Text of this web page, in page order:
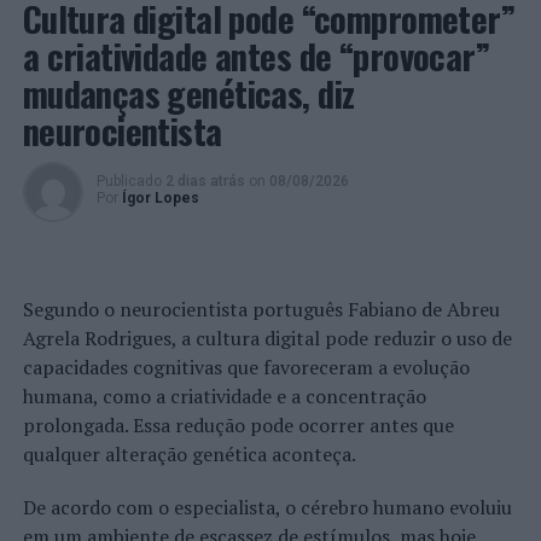
Europe Clusterao qual reporta Portugal, e Anne Lebel,
Diretora de Recursos Humanos do Grupo CAPGEMINI.
Esta responsável lidera, também, as
Application
Business Lines – ABL.
Por seu turno, Maria da Luz Penedos é a
da nova submarca, CAPGEMINI ENGINEERING,
em Portugal.
digital, tecnologia e engenharia. Para impulsionar ainda
mais o seu desenvolvimento, em 2020, o Grupo
CAPGEMINI adquiriu o Grupo ALTRAN, reforçando,
assim, o seu posicionamento a nível dos serviços de
engenharia. Em 2021, a integração da ALTRAN no Grupo
CAPGEMINI, com a já existente área de
criação da CAPGEMINI ENGINEERING, como uma
Cultura digital pode “comprometer”
a criatividade antes de “provocar”
mudanças genéticas, diz
neurocientista
Publicado 2 dias atrás on 08/08/2026
Por
Ígor Lopes
Segundo o neurocientista português Fabiano de Abreu
Agrela Rodrigues, a cultura digital pode reduzir o uso de
capacidades cognitivas que favoreceram a evolução
humana, como a criatividade e a concentração
prolongada. Essa redução pode ocorrer antes que
qualquer alteração genética aconteça.
De acordo com o especialista, o cérebro humano evoluiu